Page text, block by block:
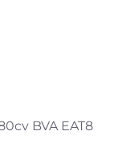
BVA EAT8